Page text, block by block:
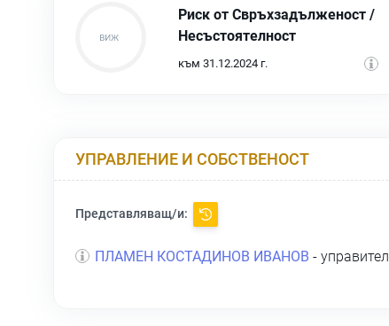
Риск от Свръхзадълженост /
Несъстоятелност
към 31.12.2024 г.
УПРАВЛЕНИЕ И СОБСТВЕНОСТ
Представляващ/и:
ПЛАМЕН КОСТАДИНОВ ИВАНОВ - управител